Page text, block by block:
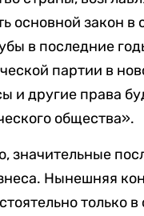
основной закон
в последние
партии в
и другие права
общества».
значительные
Нынешняя
только